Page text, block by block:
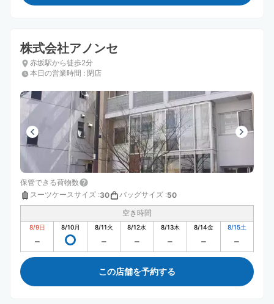
株式会社アノンセ
赤坂駅から徒歩2分
本日の営業時間 : 閉店
保管できる荷物数
スーツケースサイズ :30 バッグサイズ :50
空き時間
8/9日 8/10月 8/11火 8/12水 8/13木 8/14金 8/15土
この店舗を予約する